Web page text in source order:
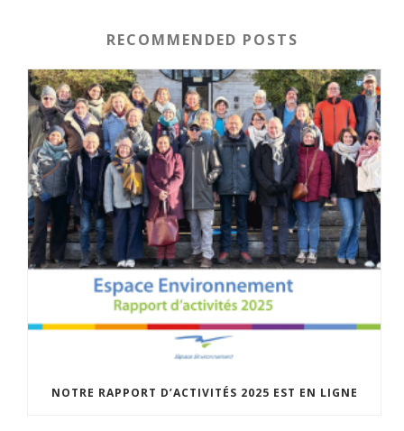
RECOMMENDED POSTS
NOTRE RAPPORT D’ACTIVITÉS 2025 EST EN LIGNE